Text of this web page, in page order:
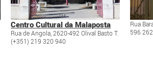
Centro Cultural da Malaposta
Rua de Angola, 2620-492 Olival Basto T.
(+351) 219 320 940
Rua
596 262